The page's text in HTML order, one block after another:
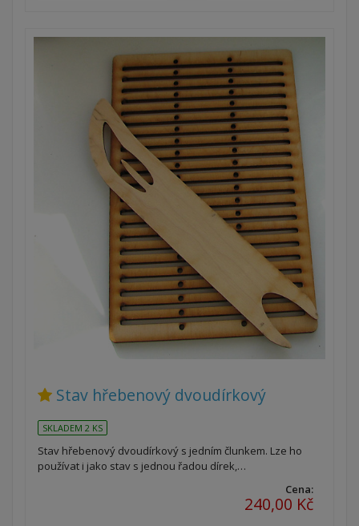
Stav hřebenový dvoudírkový
SKLADEM 2 KS
Stav hřebenový dvoudírkový s jedním člunkem. Lze ho
používat i jako stav s jednou řadou dírek,…
Cena:
240,00 Kč